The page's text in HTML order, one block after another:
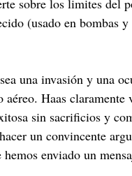
sobre los limites del
(usado en bombas
una invasión y una
Haas
sin sacrificios y
un convincente
enviado un